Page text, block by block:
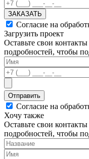
ЗАКАЗАТЬ
Согласие на
Загрузить проект
Оставьте свои
подробностей, чтобы
Отправить
Согласие на
Хочу также
Оставьте свои
подробностей, чтобы